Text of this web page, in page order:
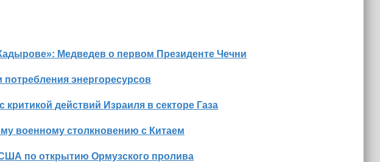
Медведев о первом Президенте Чечни
энергоресурсов
действий Израиля в секторе Газа
военному столкновению с Китаем
по открытию Ормузского пролива